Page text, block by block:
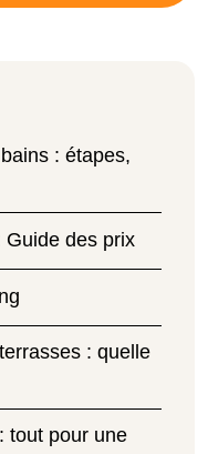
: étapes,
Guide des prix
: quelle
tout pour une